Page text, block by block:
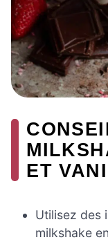
ET
Utilisez des
milkshake